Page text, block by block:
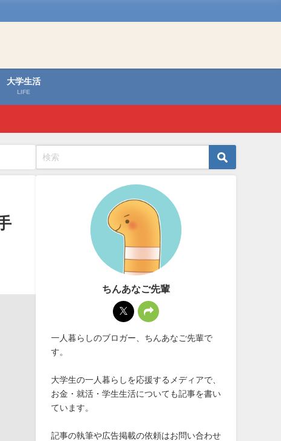
大学生活
LIFE
ちんあなご先輩
一人暮らしのブロガー、ちんあなご先輩で
す。
大学生の一人暮らしを応援するメディアで、
お金・就活・学生生活についても記事を書い
ています。
記事の執筆や広告掲載の依頼はお問い合わせ